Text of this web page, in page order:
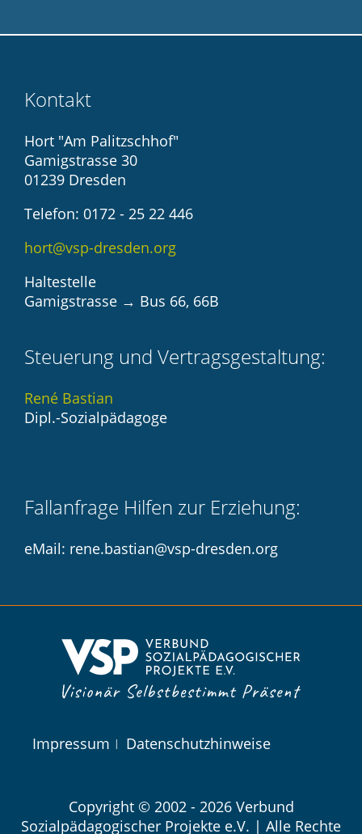
Kontakt
Hort "Am Palitzschhof"
Gamigstrasse 30
01239 Dresden
Telefon: 0172 - 25 22 446
hort@vsp-dresden.org
Haltestelle
Gamigstrasse → Bus 66, 66B
Steuerung und Vertragsgestaltung:
René Bastian
Dipl.-Sozialpädagoge
Fallanfrage Hilfen zur Erziehung:
eMail: rene.bastian@vsp-dresden.org
überspringen
Impressum Datenschutzhinweise
Copyright © 2002 - 2026 Verbund
Sozialpädagogischer Projekte e.V. | Alle Rechte